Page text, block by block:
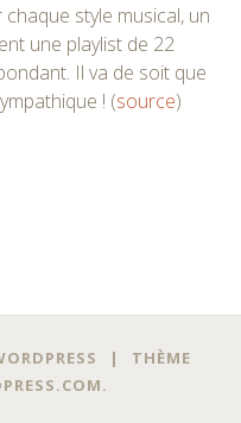
style musical, un
une playlist de 22
Il va de soit que
! (source)
|
THÈME
.